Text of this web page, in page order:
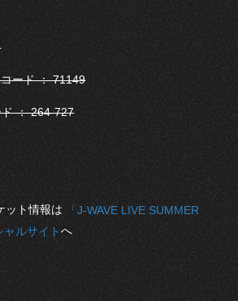
ード ： 71149
： 264-727
ット情報は
「J-WAVE LIVE SUMMER
ャルサイトへ